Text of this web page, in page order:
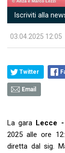
Iscriviti alla
03.04.2025 12:05
Twitter
Email
La gara Lecce
2025 alle ore
diretta dal sig.